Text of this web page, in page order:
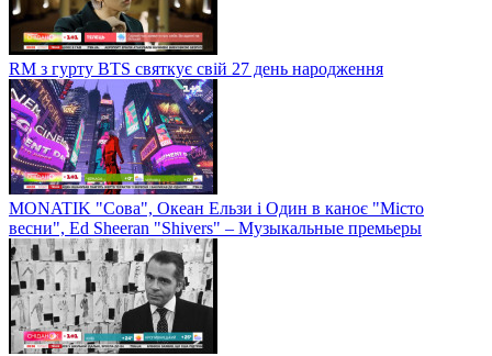
RM з гурту BTS святкує свій 27 день народження
MONATIK "Сова", Океан Ельзи і Один в каноє "Місто
весни", Ed Sheeran "Shivers" – Музыкальные премьеры